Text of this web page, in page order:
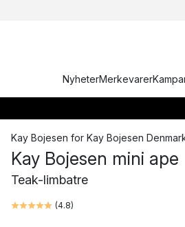
NyheterMerkevarer
Kay Bojesen for Kay Bojesen
Kay Bojesen mini ape
Teak-limbatre
(4.8)